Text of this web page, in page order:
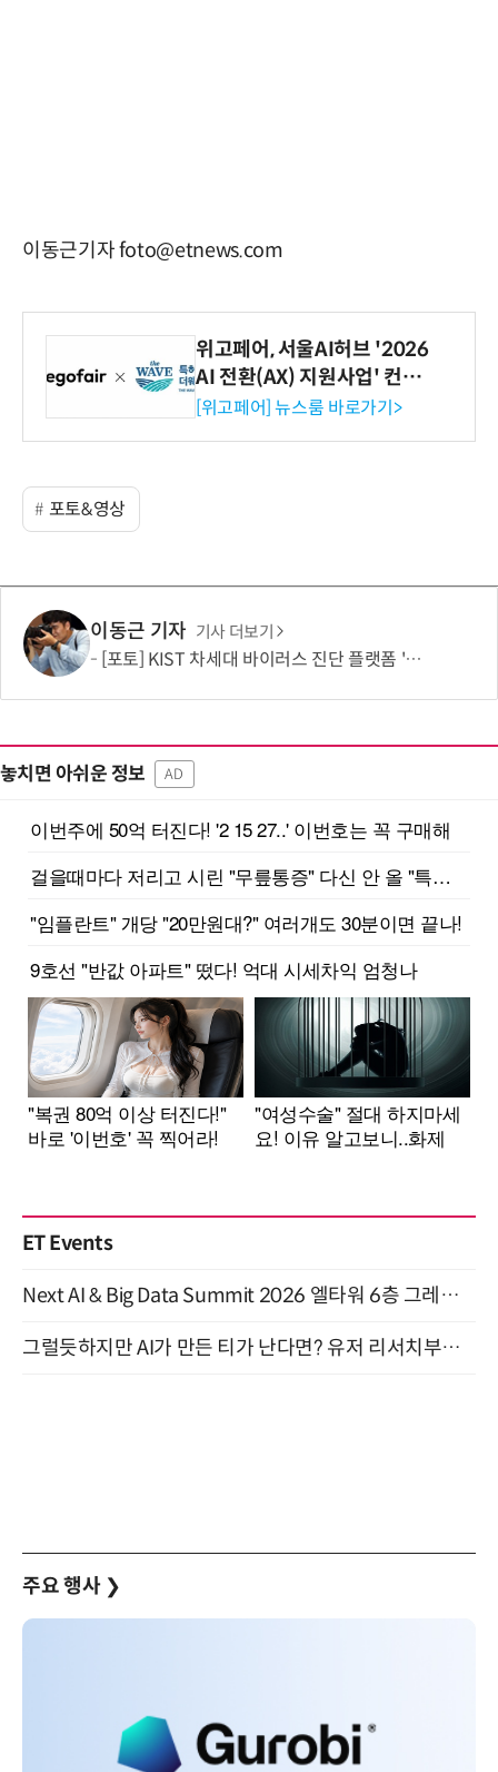
이동근기자 foto@etnews.com
위고페어, 서울AI허브 '2026
AI 전환(AX) 지원사업' 컨소
시엄 선정
[위고페어] 뉴스룸 바로가기>
포토&영상
이동근 기자 기사 더보기
[포토] KIST 차세대 바이러스 진단 플랫폼 '퓨전 어세이' 개발
놓치면 아쉬운 정보 AD
ET Events
Next AI & Big Data Summit 2026 엘타워 6층 그레이스홀 개최 (9/18)
그럴듯하지만 AI가 만든 티가 난다면? 유저 리서치부터 배포까지! (9/15)
주요 행사 ❯